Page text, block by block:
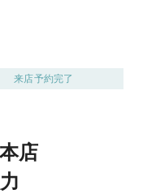
来店予約完了
店